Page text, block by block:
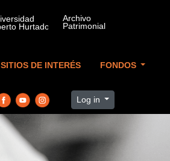
SITIOS DE INTERÉS FONDOS
Log in